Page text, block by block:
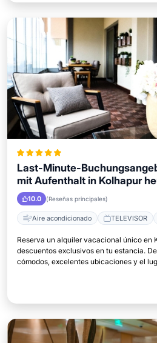
Last-Minute-
mit Aufenthalt in Kolhapur
10.0 (Reseñas principales)
Aire acondicionado TELEVISOR
Reserva un alquiler vacacional único en
descuentos exclusivos en tu estancia.
cómodos, excelentes ubicaciones y el